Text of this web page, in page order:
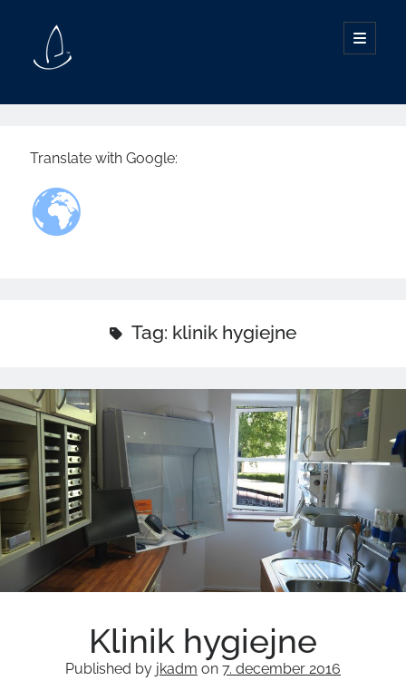
Artikler, posts og indlæg
Patient information
Om klinikken
Tandlæge Lyngby Badeanstalt
videnskabelige artikler
Internationale publikationer
Akut hjælp
Translate with Google:
Tag: klinik hygiejne
Klinik hygiejne
Published by jkadm on 7. december 2016